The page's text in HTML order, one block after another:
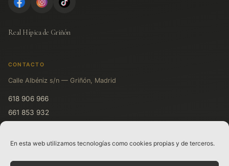
En esta web utilizamos tecnologías como cookies propias y de terceros.
Real Hípica de Griñón
CONTACTO
Calle Albéniz s/n — Griñón, Madrid
618 906 966
661 853 932